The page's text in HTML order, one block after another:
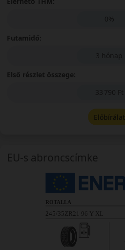
0%
Futamidő:
3 hónap
Első részlet összege:
33 790 Ft
Előbírálat
EU-s abroncscímke